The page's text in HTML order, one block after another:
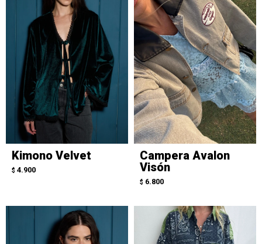
Kimono Velvet
$ 4.900
Campera Avalon
Visón
$ 6.800